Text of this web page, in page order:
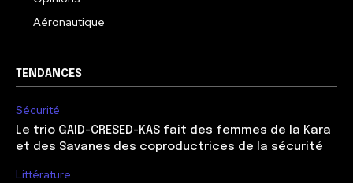
Aéronautique
TENDANCES
Sécurité
Le trio GAID-CRESED-KAS fait des femmes de la Kara
et des Savanes des coproductrices de la sécurité
Littérature